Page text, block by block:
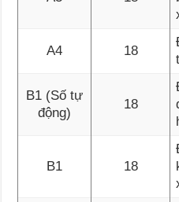
A4 18
B1 (Số tự
động)
18
B1 18